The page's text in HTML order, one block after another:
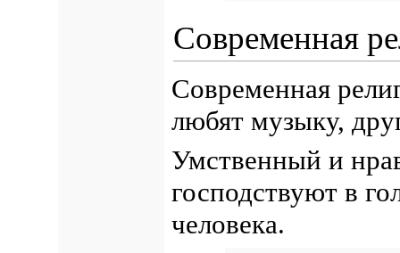
Современная
Современная
любят музыку,
Умственный и
господствуют в
человека.